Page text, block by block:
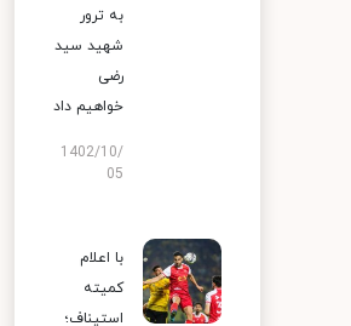
به ترور
شهید سید
رضی
خواهیم داد
1402/10/
05
با اعلام
کمیته
استیناف؛